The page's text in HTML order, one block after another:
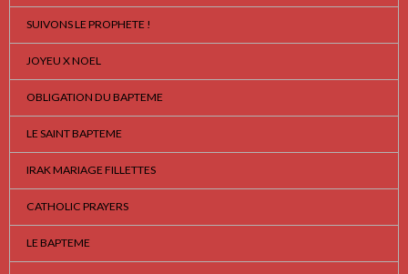
SUIVONS LE PROPHETE !
JOYEU X NOEL
OBLIGATION DU BAPTEME
LE SAINT BAPTEME
IRAK MARIAGE FILLETTES
CATHOLIC PRAYERS
LE BAPTEME